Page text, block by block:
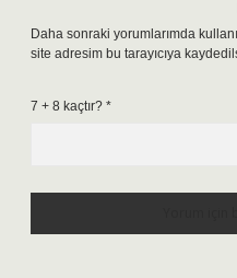
Daha sonraki yorumlarımda
site adresim bu tarayıcıya
7 + 8 kaçtır? *